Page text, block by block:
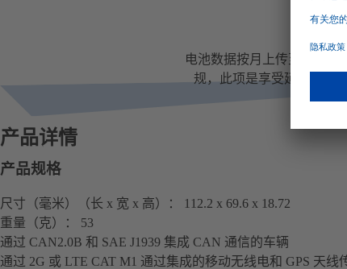
电池数据按月上传至
规，此项是享受延长版
产品详情
产品规格
尺寸（毫米）（长 x 宽 x 高）： 112.2 x 69.6 x 18.72
重量（克）： 53
通过 CAN2.0B 和 SAE J1939 集成 CAN 通信的车辆
通过 2G 或 LTE CAT M1 通过集成的移动无线电和 GPS 天线